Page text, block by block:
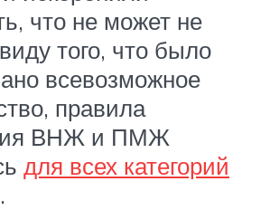
что не может не
того, что было
всевозможное
правила
ВНЖ и ПМЖ
для всех категорий
.